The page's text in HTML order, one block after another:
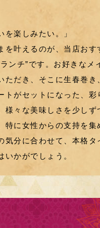
を楽しみたい。」
を叶えるのが、当店おす
ンチ”です。 お好きなメ
ただき、そこに生春巻き
トがセットになった、彩
様々な美味しさを少しず
特に女性からの支持を集
気分に合わせて、本格タ
いかがでしょう。